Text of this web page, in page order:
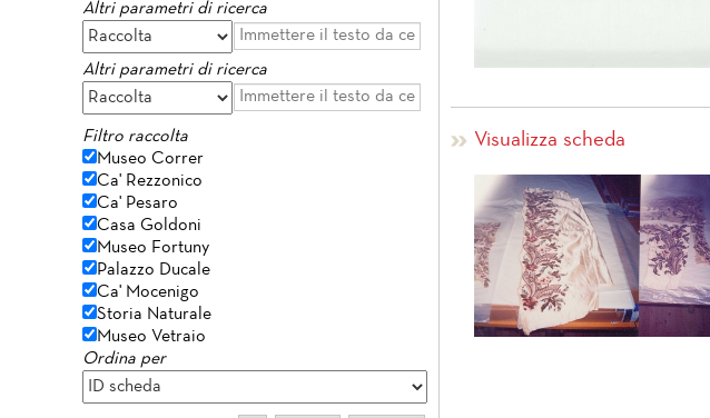
Altri parametri di ricerca
Altri parametri di ricerca
Filtro raccolta
Museo Correr
Ca' Rezzonico
Ca' Pesaro
Casa Goldoni
Museo Fortuny
Palazzo Ducale
Ca' Mocenigo
Storia Naturale
Museo Vetraio
Ordina per
Visualizza scheda